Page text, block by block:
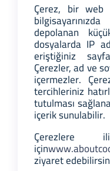
Çerez, bir
depolanan
dosyalarda IP
eriştiğiniz
Çerezler, ad ve
içermezler.
tercihleriniz
tutulması
içerik sunulabilir.
Çerezlere
için
ziyaret